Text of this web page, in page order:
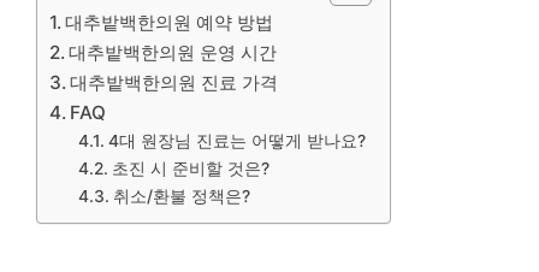
대추밭백한의원 예약 방법
대추밭백한의원 운영 시간
대추밭백한의원 진료 가격
FAQ
4대 원장님 진료는 어떻게 받나요?
초진 시 준비할 것은?
취소/환불 정책은?